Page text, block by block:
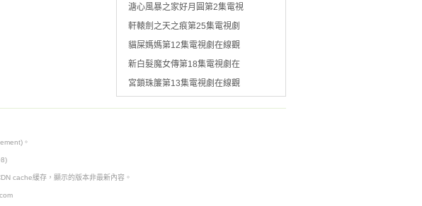
溏心風暴之家好月圓第2集電視
軒轅劍之天之痕第25集電視劇
貓屎媽媽第12集電視劇在線觀
新白髮魔女傳第18集電視劇在
宮鎖珠簾第13集電視劇在線觀
。
cache緩存，顯示的版本非最新內容。